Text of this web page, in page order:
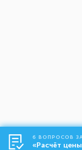
6 ВОПРОСОВ
«Расчёт